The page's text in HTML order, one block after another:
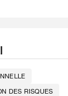
DES RISQUES